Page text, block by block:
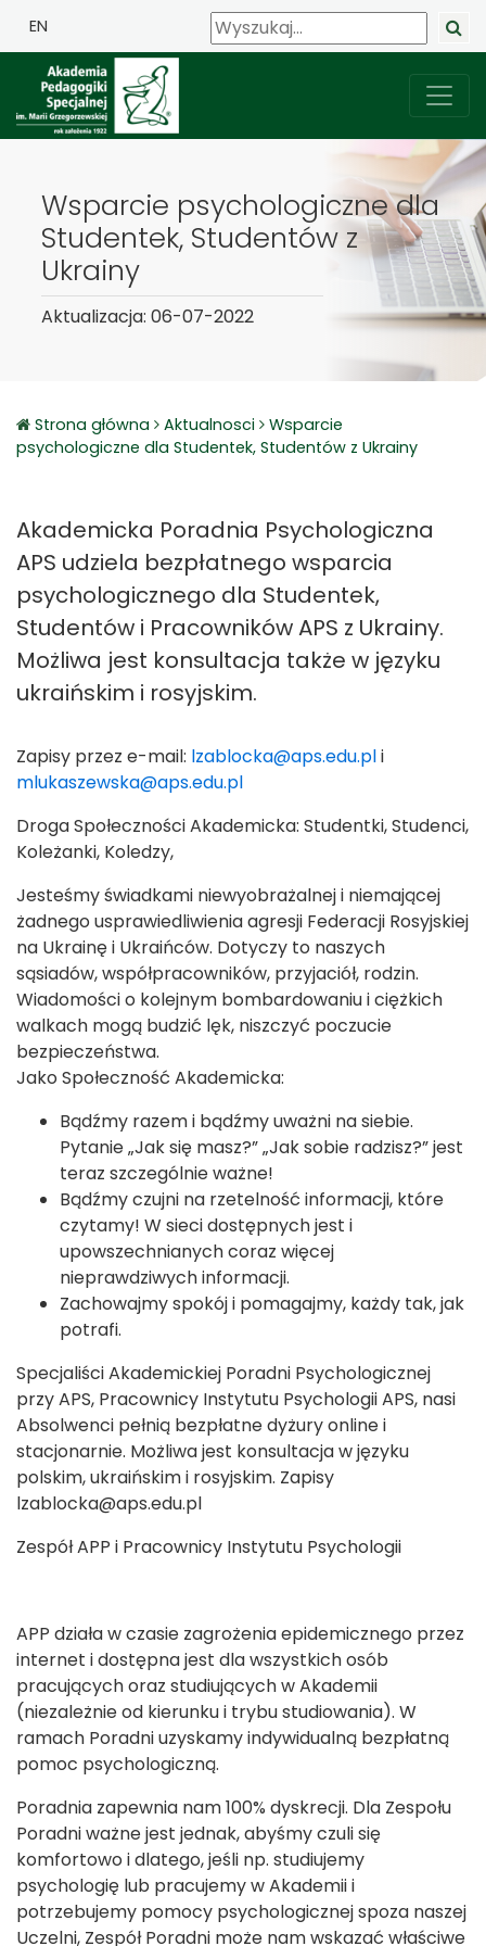
EN
Wsparcie psychologiczne dla
Studentek, Studentów z
Ukrainy
Aktualizacja: 06-07-2022
Strona główna Aktualnosci
Wsparcie
psychologiczne dla Studentek, Studentów z Ukrainy
Akademicka Poradnia Psychologiczna
APS udziela bezpłatnego wsparcia
psychologicznego dla Studentek,
Studentów i Pracowników APS z Ukrainy.
Możliwa jest konsultacja także w języku
ukraińskim i rosyjskim.
Zapisy przez e-mail: lzablocka@aps.edu.pli
mlukaszewska@aps.edu.pl
Droga Społeczności Akademicka: Studentki, Studenci,
Koleżanki, Koledzy,
Jesteśmy świadkami niewyobrażalnej i niemającej
żadnego usprawiedliwienia agresji Federacji Rosyjskiej
na Ukrainę i Ukraińców. Dotyczy to naszych
sąsiadów, współpracowników, przyjaciół, rodzin.
Wiadomości o kolejnym bombardowaniu i ciężkich
walkach mogą budzić lęk, niszczyć poczucie
bezpieczeństwa.
Jako Społeczność Akademicka:
Bądźmy razem i bądźmy uważni na siebie.
Pytanie „Jak się masz?” „Jak sobie radzisz?” jest
teraz szczególnie ważne!
Bądźmy czujni na rzetelność informacji, które
czytamy! W sieci dostępnych jest i
upowszechnianych coraz więcej
nieprawdziwych informacji.
Zachowajmy spokój i pomagajmy, każdy tak, jak
potrafi.
Specjaliści Akademickiej Poradni Psychologicznej
przy APS, Pracownicy Instytutu Psychologii APS, nasi
Absolwenci pełnią bezpłatne dyżury online i
stacjonarnie. Możliwa jest konsultacja w języku
polskim, ukraińskim i rosyjskim. Zapisy
lzablocka@aps.edu.pl
Zespół APP i Pracownicy Instytutu Psychologii
APP działa w czasie zagrożenia epidemicznego przez
internet i dostępna jest dla wszystkich osób
pracujących oraz studiujących w Akademii
(niezależnie od kierunku i trybu studiowania). W
ramach Poradni uzyskamy indywidualną bezpłatną
pomoc psychologiczną.
Poradnia zapewnia nam 100% dyskrecji. Dla Zespołu
Poradni ważne jest jednak, abyśmy czuli się
komfortowo i dlatego, jeśli np. studiujemy
psychologię lub pracujemy w Akademii i
potrzebujemy pomocy psychologicznej spoza naszej
Uczelni, Zespół Poradni może nam wskazać właściwe